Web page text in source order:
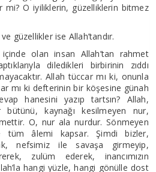
mi? O iyiliklerin, güzelliklerin bitmez
güzellikler ise Allah’tandır.
olan insan Allah’tan rahmet
diledikleri birbirinin zıddı
Allah tüccar mı ki, onunla
mı ki defterinin bir köşesine günah
hanesini yazıp tartsın? Allah,
kaynağı kesilmeyen nur,
O, nur ala nurdur. Sönmeyen
tüm âlemi kapsar. Şimdi bizler,
nefsimiz ile savaşa girmeyip,
zulüm ederek, inancımızın
hangi yüzle, hangi gönülle dost